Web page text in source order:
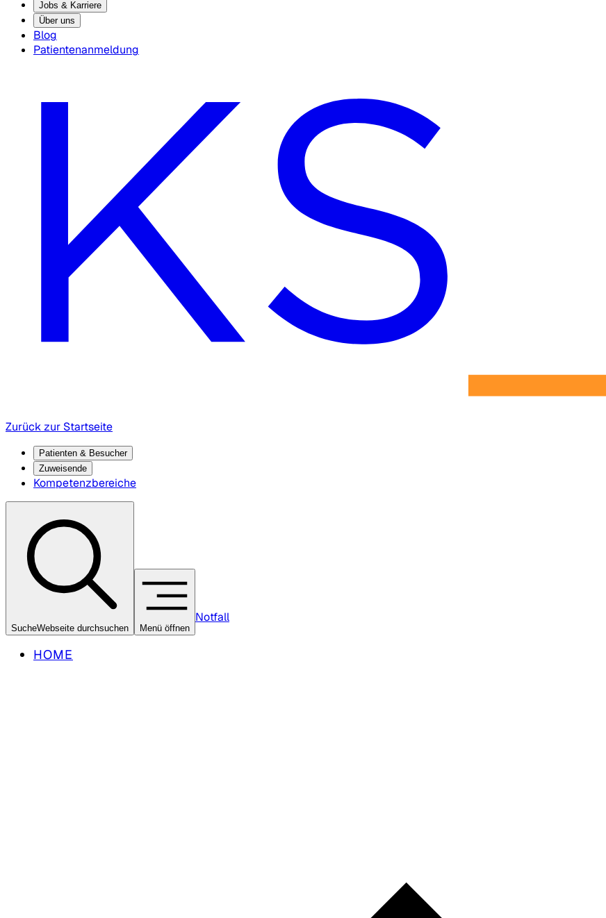
Jobs & Karriere
Über uns
Blog
Patientenanmeldung
Zurück zur Startseite
Patienten & Besucher
Zuweisende
Kompetenzbereiche
SucheWebseite durchsuchen Menü öffnen
Notfall
HOME